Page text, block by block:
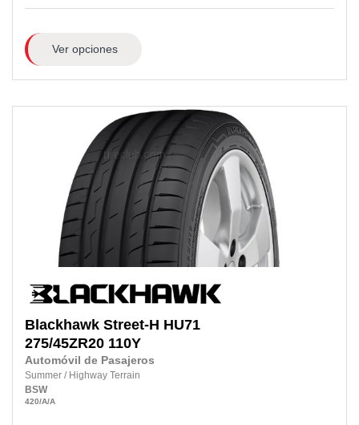
Ver opciones
Blackhawk Street-H HU71
275/45ZR20 110Y
Automóvil de Pasajeros
Summer / Highway Terrain
BSW
420/A/A